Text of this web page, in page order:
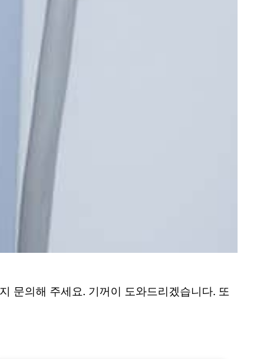
문의해 주세요. 기꺼이 도와드리겠습니다. 또